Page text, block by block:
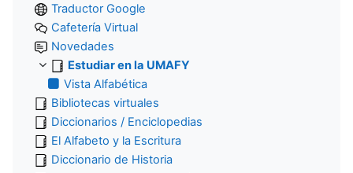
Traductor Google
Cafetería Virtual
Novedades
Estudiar en la UMAFY
Vista Alfabética
Bibliotecas virtuales
Diccionarios / Enciclopedias
El Alfabeto y la Escritura
Diccionario de Historia